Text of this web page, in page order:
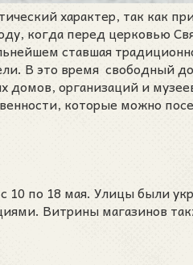
характер, так как
когда перед церковью
ставшая
В это время свободный
домов, организаций и
которые можно
по 18 мая. Улицы были
Витрины магазинов